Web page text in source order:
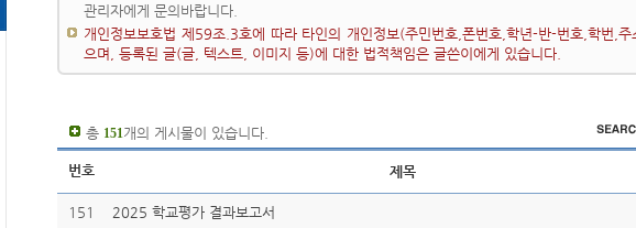
관리자에게 문의바랍니다.
개인정보보호법 제59조.3호에 따라 타인의 개인정보(주민번호,폰번호,학년-반-번호,학번,
으며, 등록된 글(글, 텍스트, 이미지 등)에 대한 법적책임은 글쓴이에게 있습니다.
총 151개의 게시물이 있습니다.
번호 제목
151 2025 학교평가 결과보고서